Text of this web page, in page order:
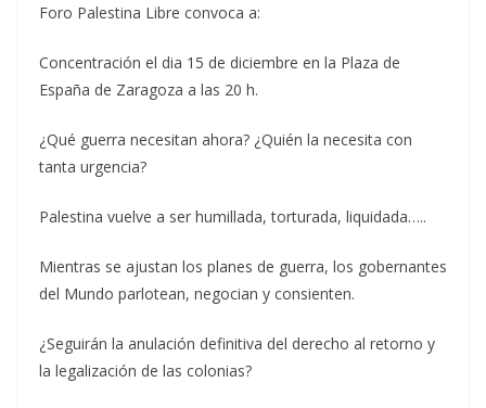
Foro Palestina Libre convoca a:
Concentración el dia 15 de diciembre en la Plaza de
España de Zaragoza a las 20 h.
¿Qué guerra necesitan ahora? ¿Quién la necesita con
tanta urgencia?
Palestina vuelve a ser humillada, torturada, liquidada…..
Mientras se ajustan los planes de guerra, los gobernantes
del Mundo parlotean, negocian y consienten.
¿Seguirán la anulación definitiva del derecho al retorno y
la legalización de las colonias?